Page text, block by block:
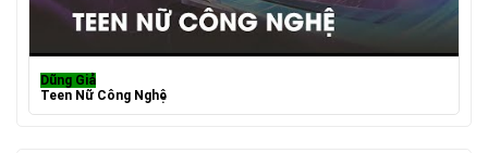
Dũng Giả
Teen Nữ Công Nghệ